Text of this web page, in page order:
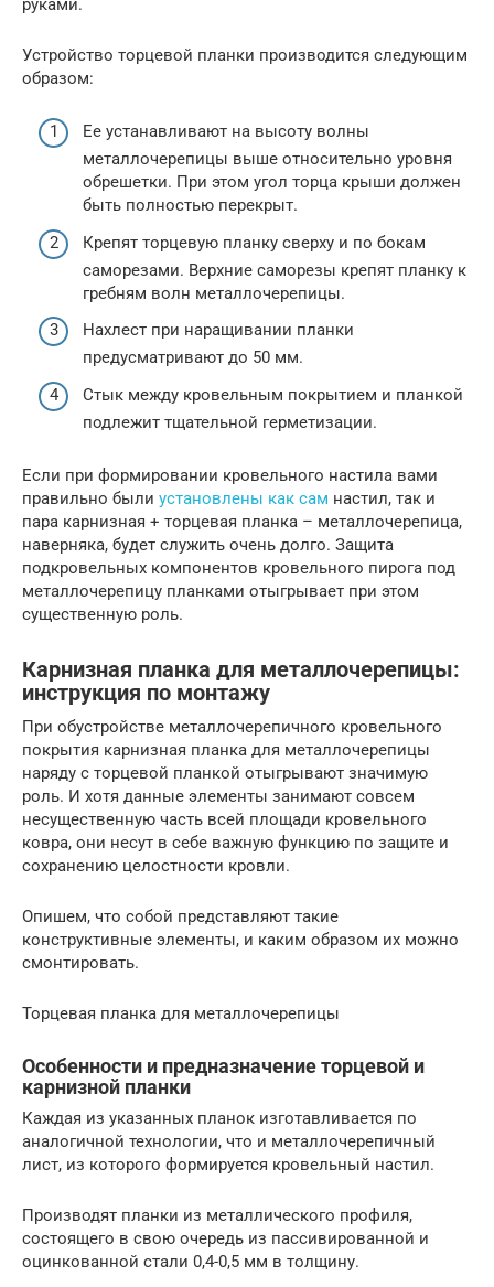
руками.
Устройство торцевой планки производится следующим
образом:
Ее устанавливают на высоту волны
металлочерепицы выше относительно уровня
обрешетки. При этом угол торца крыши должен
быть полностью перекрыт.
Крепят торцевую планку сверху и по бокам
саморезами. Верхние саморезы крепят планку к
гребням волн металлочерепицы.
Нахлест при наращивании планки
предусматривают до 50 мм.
Стык между кровельным покрытием и планкой
подлежит тщательной герметизации.
Если при формировании кровельного настила вами
правильно были установлены как сам настил, так и
пара карнизная + торцевая планка – металлочерепица,
наверняка, будет служить очень долго. Защита
подкровельных компонентов кровельного пирога под
металлочерепицу планками отыгрывает при этом
существенную роль.
Карнизная планка для металлочерепицы:
инструкция по монтажу
При обустройстве металлочерепичного кровельного
покрытия карнизная планка для металлочерепицы
наряду с торцевой планкой отыгрывают значимую
роль. И хотя данные элементы занимают совсем
несущественную часть всей площади кровельного
ковра, они несут в себе важную функцию по защите и
сохранению целостности кровли.
Опишем, что собой представляют такие
конструктивные элементы, и каким образом их можно
смонтировать.
Торцевая планка для металлочерепицы
Особенности и предназначение торцевой и
карнизной планки
Каждая из указанных планок изготавливается по
аналогичной технологии, что и металлочерепичный
лист, из которого формируется кровельный настил.
Производят планки из металлического профиля,
состоящего в свою очередь из пассивированной и
оцинкованной стали 0,4-0,5 мм в толщину.